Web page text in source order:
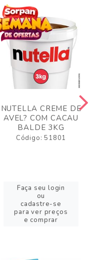
NUTELLA CREME DE
AVEL? COM CACAU
BALDE 3KG
Código: 51801
Faça seu login
ou
cadastre-se
para ver preços
e comprar